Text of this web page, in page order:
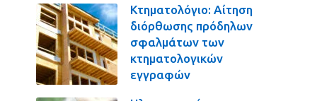
Κτηματολόγιο: Αίτηση
διόρθωσης πρόδηλων
σφαλμάτων των
κτηματολογικών
εγγραφών